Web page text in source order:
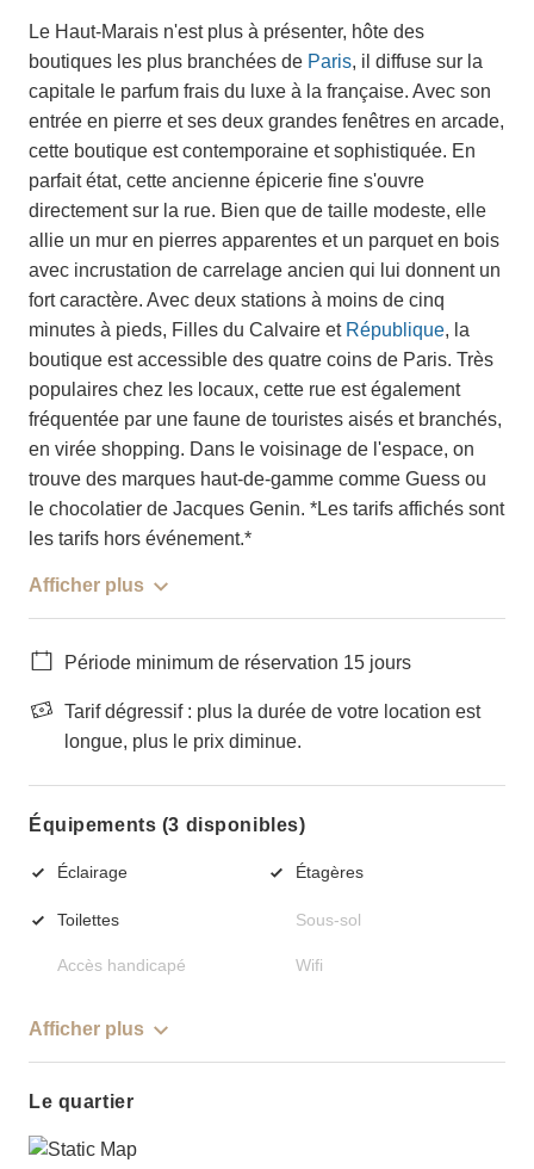
Le Haut-Marais n'est plus à présenter, hôte des
boutiques les plus branchées de Paris, il diffuse sur la
capitale le parfum frais du luxe à la française. Avec son
entrée en pierre et ses deux grandes fenêtres en arcade,
cette boutique est contemporaine et sophistiquée. En
parfait état, cette ancienne épicerie fine s'ouvre
directement sur la rue. Bien que de taille modeste, elle
allie un mur en pierres apparentes et un parquet en bois
avec incrustation de carrelage ancien qui lui donnent un
fort caractère. Avec deux stations à moins de cinq
minutes à pieds, Filles du Calvaire et République, la
boutique est accessible des quatre coins de Paris. Très
populaires chez les locaux, cette rue est également
fréquentée par une faune de touristes aisés et branchés,
en virée shopping. Dans le voisinage de l'espace, on
trouve des marques haut-de-gamme comme Guess ou
le chocolatier de Jacques Genin. *Les tarifs affichés sont
les tarifs hors événement.*
Afficher plus
Période minimum de réservation 15 jours
Tarif dégressif : plus la durée de votre location est
longue, plus le prix diminue.
Équipements (3 disponibles)
Éclairage Étagères
Toilettes Sous-sol
Accès handicapé Wifi
Afficher plus
Le quartier